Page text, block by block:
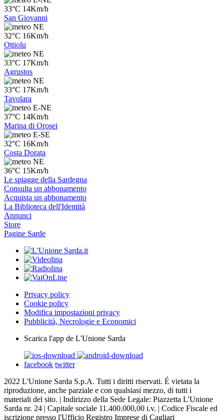
33°C 14Km/h
San Giovanni
NE
32°C 16Km/h
Ottiolu
NE
33°C 17Km/h
Agrustos
NE
33°C 17Km/h
Tavolara
E-NE
37°C 14Km/h
Marina di Orosei
E-SE
32°C 16Km/h
Costa Dorata
NE
36°C 15Km/h
Le spiagge della Sardegna
Consulta un abbonamento
Acquista un abbonamento
La Biblioteca dell'Identità
Annunci
Store
Pagine Sarde
Privacy policy
Cookie policy
Modifica impostazioni privacy
Pubblicità, Necrologie e Economici
Scarica l'app de L'Unione Sarda
facebook twitter
2022 L'Unione Sarda S.p.A. Tutti i diritti riservati. É vietata la
riproduzione, anche parziale e con qualsiasi mezzo, di tutti i
materiali del sito. | Indirizzo della Sede Legale: Piazzetta L'Unione
Sarda nr. 24 | Capitale sociale 11.400.000,00 i.v. | Codice Fiscale ed
iscrizione presso l'Ufficio Registro Imprese di Cagliari